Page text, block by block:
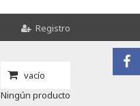
Registro
vacío
Ningún producto